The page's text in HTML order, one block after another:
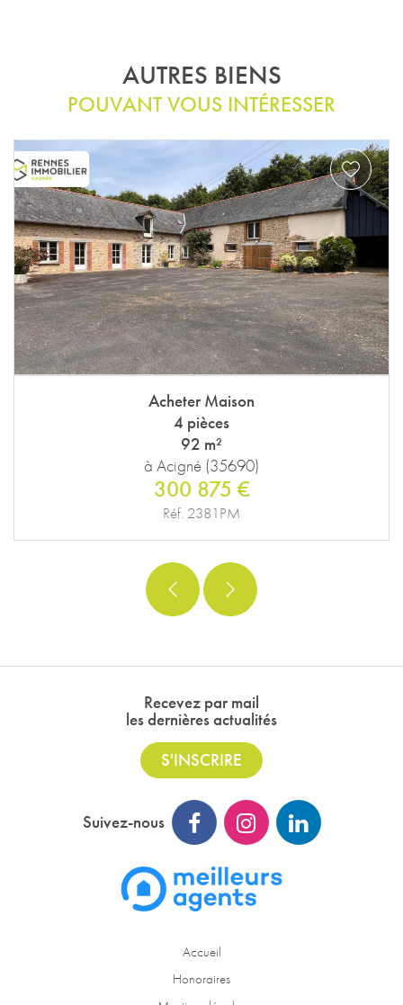
AUTRES BIENS
POUVANT VOUS INTÉRESSER
Acheter Maison
4 pièces
92 m²
à Acigné (35690)
300 875 €
Réf. 2381PM
Recevez par mail
les dernières actualités
S'INSCRIRE
Suivez-nous
Accueil
Honoraires